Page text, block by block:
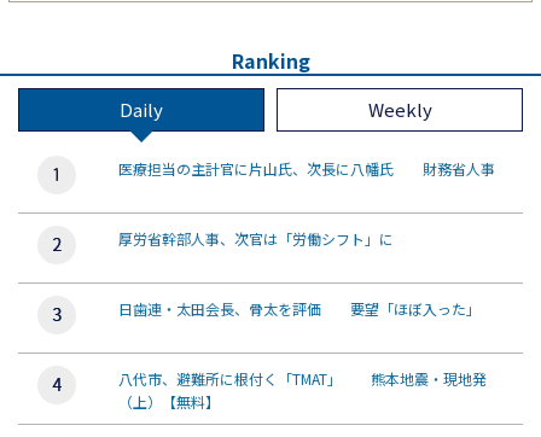
Ranking
Daily Weekly
医療担当の主計官に片山氏、次長に八幡氏 財務省人事
厚労省幹部人事、次官は「労働シフト」に
日歯連・太田会長、骨太を評価 要望「ほぼ入った」
八代市、避難所に根付く「TMAT」 熊本地震・現地発
（上）【無料】